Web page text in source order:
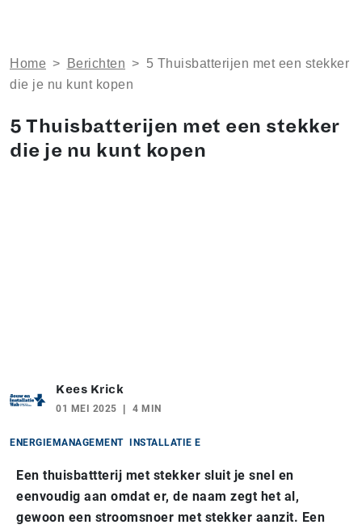
Home > Berichten > 5 Thuisbatterijen met een stekker
die je nu kunt kopen
5 Thuisbatterijen met een stekker
die je nu kunt kopen
Kees Krick
01 MEI 2025 4 MIN
ENERGIEMANAGEMENT INSTALLATIE E
Een thuisbattterij met stekker sluit je snel en
eenvoudig aan omdat er, de naam zegt het al,
gewoon een stroomsnoer met stekker aanzit. Een